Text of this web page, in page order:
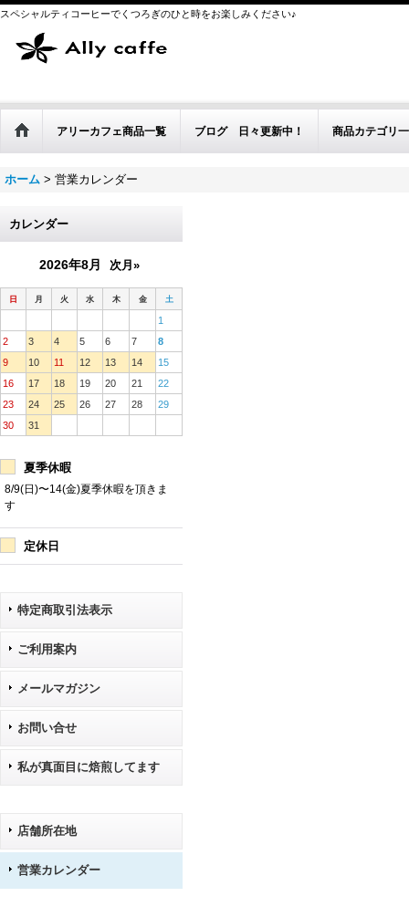
スペシャルティコーヒーでくつろぎのひと時をお楽しみください♪
アリーカフェ商品一覧 ブログ 日々更新中！ 商品カテゴリ
ホーム > 営業カレンダー
カレンダー
2026年8月 次月»
日 月 火 水 木 金 土
1
2
3 4 5 6 7
8
9
10 11 12 13 14
15
16
17 18 19 20 21
22
23
24 25 26 27 28
29
30
31
夏季休暇
8/9(日)〜14(金)夏季休暇を頂きま
す
定休日
特定商取引法表示
ご利用案内
メールマガジン
お問い合せ
私が真面目に焙煎してます
店舗所在地
営業カレンダー